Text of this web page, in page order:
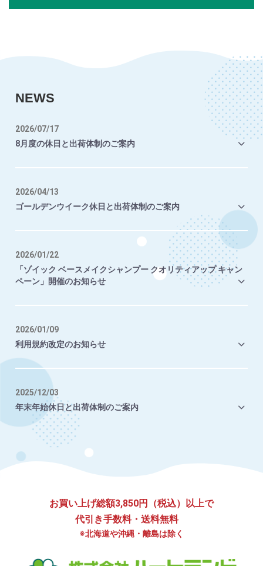
NEWS
2026/07/17
8月度の休日と出荷体制のご案内
2026/04/13
ゴールデンウイーク休日と出荷体制のご案内
2026/01/22
「ゾイック ベースメイクシャンプー クオリティアップ キャン
ペーン」開催のお知らせ
2026/01/09
利用規約改定のお知らせ
2025/12/03
年末年始休日と出荷体制のご案内
お買い上げ総額3,850円（税込）以上で
代引き手数料・送料無料
※北海道や沖縄・離島は除く